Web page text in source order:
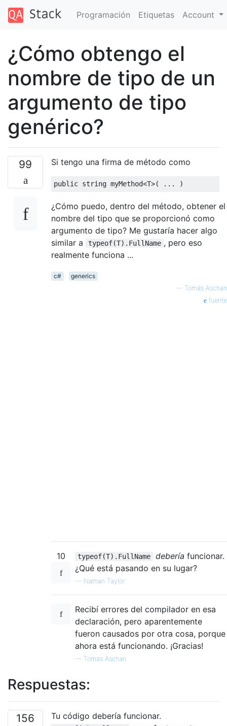
Programación Etiquetas Account
¿Cómo obtengo el
nombre de tipo de un
argumento de tipo
genérico?
99 Si tengo una firma de método como
public string myMethod<T>( ... )
¿Cómo puedo, dentro del método, obtener el
nombre del tipo que se proporcionó como
argumento de tipo? Me gustaría hacer algo
similar a
typeof(T).FullName , pero eso
realmente funciona ...
c#
generics
— Tomás Aschan
fuente
10 typeof(T).FullName debería funcionar.
¿Qué está pasando en su lugar?
— Nathan Taylor
Recibí errores del compilador en esa
declaración, pero aparentemente
fueron causados ​​por otra cosa, porque
ahora está funcionando. ¡Gracias!
— Tomas Aschan
Respuestas:
156 Tu código debería funcionar.